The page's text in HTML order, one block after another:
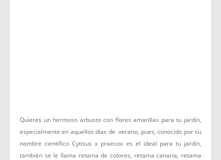
Quieres un hermoso arbusto con flores amarillas para tu jardín,
especialmente en aquellos días de verano, pues, conocido por su
nombre científico Cytisus x praecox es el ideal para tu jardín,
también se le llama retama de colores, retama canaria, retama